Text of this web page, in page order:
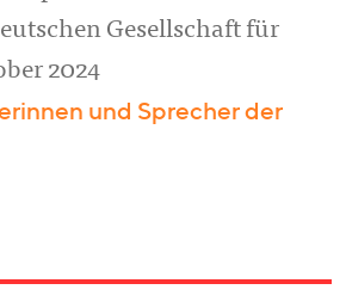
Gesellschaft für
2024
und Sprecher der